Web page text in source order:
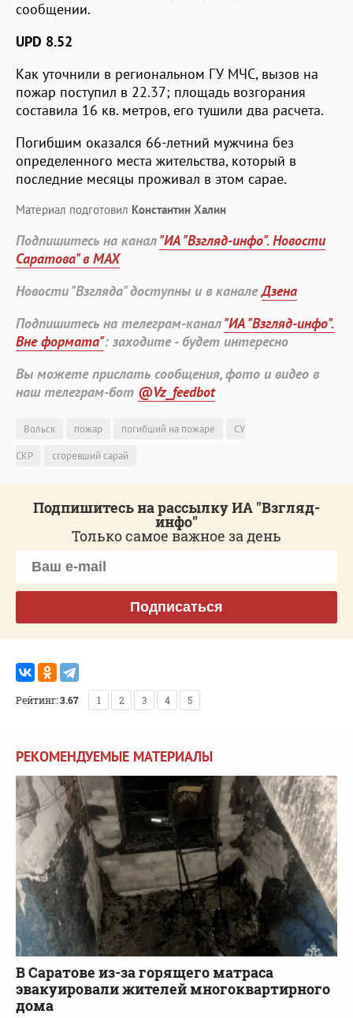
сообщении.
UPD 8.52
Как уточнили в региональном ГУ МЧС, вызов на
пожар поступил в 22.37; площадь возгорания
составила 16 кв. метров, его тушили два расчета.
Погибшим оказался 66-летний мужчина без
определенного места жительства, который в
последние месяцы проживал в этом сарае.
Материал подготовил Константин Халин
Подпишитесь на канал"ИА "Взгляд-инфо". Новости
Саратова" в MAX
Новости "Взгляда" доступны и в каналеДзена
Подпишитесь на телеграм-канал"ИА "Взгляд-инфо".
Вне формата": заходите - будет интересно
Вы можете прислать сообщения, фото и видео в
наш телеграм-бот @Vz_feedbot
Вольск пожар погибший на пожаре
СУ
СКР
сгоревший сарай
Подпишитесь на рассылку ИА "Взгляд-
инфо"
Только самое важное за день
Подписаться
Рейтинг:3.67 1 2 3 4 5
РЕКОМЕНДУЕМЫЕ МАТЕРИАЛЫ
В Саратове из-за горящего матраса
эвакуировали жителей многоквартирного
дома